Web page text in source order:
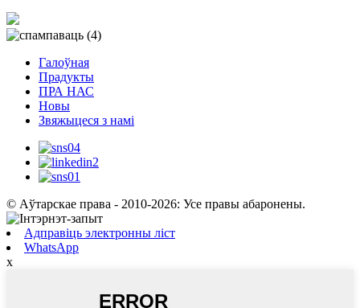
Галоўная
Прадукты
ПРА НАС
Новы
Звяжыцеся з намі
© Аўтарскае права - 2010-2026: Усе правы абаронены.
Адправіць электронны ліст
WhatsApp
x